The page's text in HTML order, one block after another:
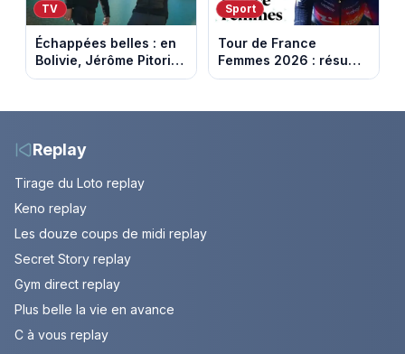
TV
Échappées belles : en
Bolivie, Jérôme Pitorin
découvre un pays où
mérite
Sport
Tour de France
Femmes 2026 : résumé
vidéo de la 7e étape
Mont Ventoux
Replay
Tirage du Loto replay
Keno replay
Les douze coups de midi replay
Secret Story replay
Gym direct replay
Plus belle la vie en avance
C à vous replay